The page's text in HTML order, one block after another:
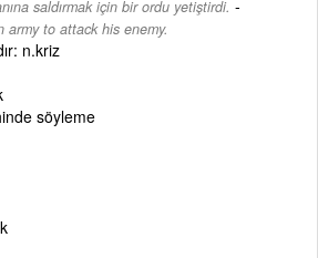
saldırmak için bir ordu yetiştirdi. -
army to attack his enemy.
n.kriz
söyleme